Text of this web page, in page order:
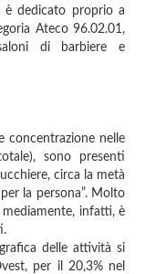
è dedicato proprio a
Ateco 96.02.01,
di barbiere e
concentrazione nelle
sono presenti
circa la metà
la persona”. Molto
infatti, è
delle attività si
per il 20,3% nel